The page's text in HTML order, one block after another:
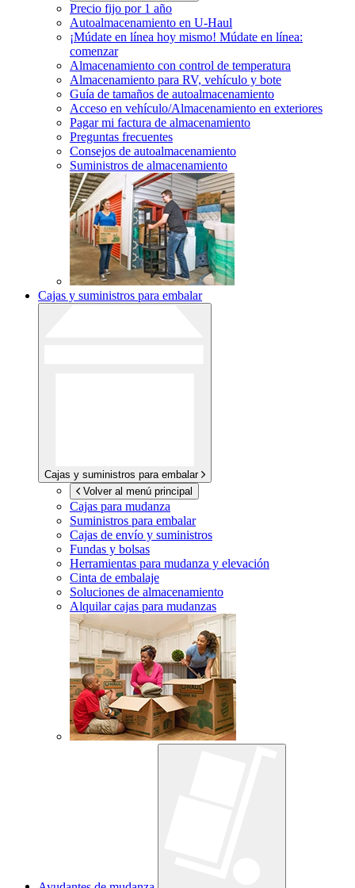
Precio fijo por 1 año
Autoalmacenamiento en U-Haul
¡Múdate en línea hoy mismo! Múdate en línea:
comenzar
Almacenamiento con control de temperatura
Almacenamiento para RV, vehículo y bote
Guía de tamaños de autoalmacenamiento
Acceso en vehículo/Almacenamiento en exteriores
Pagar mi factura de almacenamiento
Preguntas frecuentes
Consejos de autoalmacenamiento
Suministros de almacenamiento
Cajas y suministros para embalar
Cajas y suministros para embalar
Volver al menú principal
Cajas para mudanza
Suministros para embalar
Cajas de envío y suministros
Fundas y bolsas
Herramientas para mudanza y elevación
Cinta de embalaje
Soluciones de almacenamiento
Alquilar cajas para mudanzas